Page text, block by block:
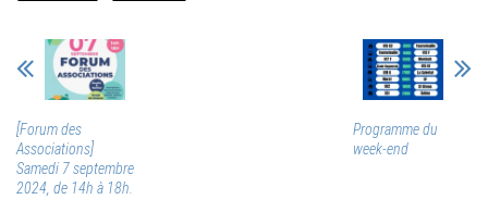
[Forum des
Associations]
Samedi 7 septembre
2024, de 14h à 18h.
Programme du
week-end